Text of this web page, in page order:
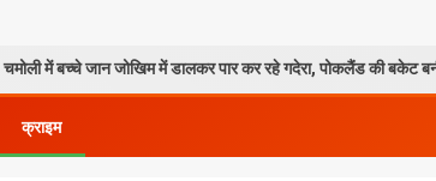
में डालकर पार कर रहे गदेरा, पोकलैंड की बकेट बनी सहारा
क्राइम